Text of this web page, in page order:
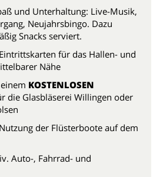
und Unterhaltung: Live-Musik,
Neujahrsbingo. Dazu
Snacks serviert.
Eintrittskarten für das Hallen- und
Nähe
KOSTENLOSEN
die Glasbläserei Willingen oder
Nutzung der Flüsterboote auf dem
Auto-, Fahrrad- und